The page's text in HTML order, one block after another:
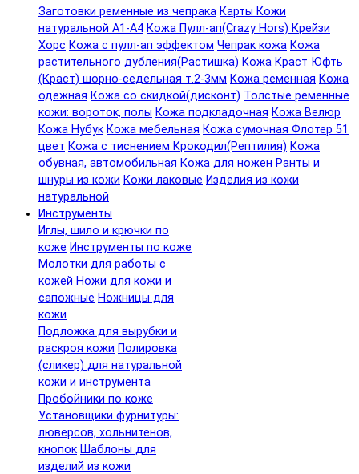
Заготовки ременные из чепрака Карты Кожи
натуральной А1-А4 Кожа Пулл-ап(Crazy Hors) Крейзи
Хорс Кожа с пулл-ап эффектом Чепрак кожа Кожа
растительного дубления(Растишка) Кожа Краст Юфть
(Краст) шорно-седельная т.2-3мм Кожа ременная Кожа
одежная Кожа со скидкой(дисконт) Толстые ременные
кожи: вороток, полы Кожа подкладочная Кожа Велюр
Кожа Нубук Кожа мебельная Кожа сумочная Флотер 51
цвет Кожа с тиснением Крокодил(Рептилия) Кожа
обувная, автомобильная Кожа для ножен Ранты и
шнуры из кожи Кожи лаковые Изделия из кожи
натуральной
Инструменты
Иглы, шило и крючки по
коже Инструменты по коже
Молотки для работы с
кожей Ножи для кожи и
сапожные Ножницы для
кожи
Подложка для вырубки и
раскроя кожи Полировка
(сликер) для натуральной
кожи и инструмента
Пробойники по коже
Установщики фурнитуры:
люверсов, хольнитенов,
кнопок Шаблоны для
изделий из кожи